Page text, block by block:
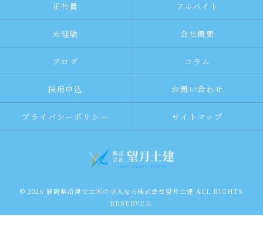
正社員 アルバイト
未経験 会社概要
ブログ コラム
採用申込 お問い合わせ
プライバシーポリシー サイトマップ
© 2026 静岡県沼津で土木の求人なら株式会社望月土建 ALL RIGHTS
RESERVED.